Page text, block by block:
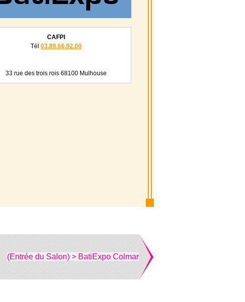
CAFPI
Tél 03.89.66.92.00
33 rue des trois rois 68100 Mulhouse
(Entrée du Salon) > BatiExpo Colmar